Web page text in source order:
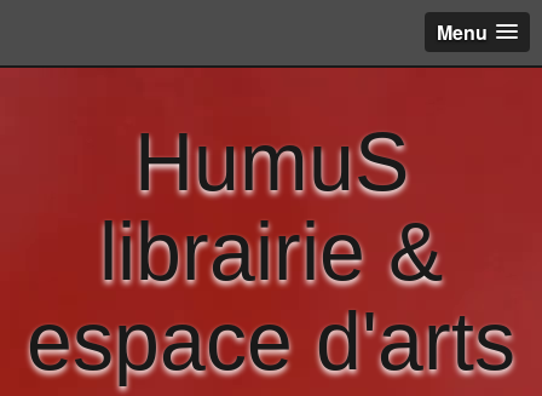
Menu
HumuS
librairie &
espace d'arts